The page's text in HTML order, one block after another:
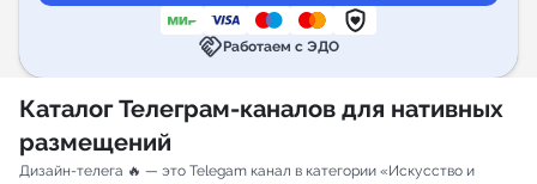
handshakeРаботаем с ЭДО
Каталог Телеграм-каналов для нативных
размещений
Дизайн-телега 🔥 — это Telegam канал в категории «Искусство и